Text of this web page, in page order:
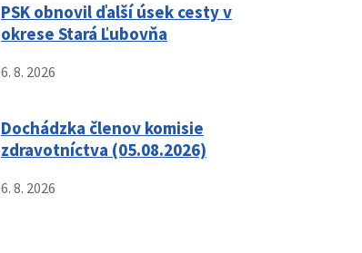
PSK obnovil ďalší úsek cesty v
okrese Stará Ľubovňa
6. 8. 2026
Dochádzka členov komisie
zdravotníctva (05.08.2026)
6. 8. 2026